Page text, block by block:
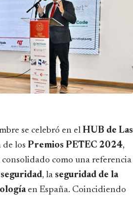
se celebró en el HUB de Las
de los Premios PETEC 2024,
consolidado como una referencia
, la seguridad de la
en España. Coincidiendo